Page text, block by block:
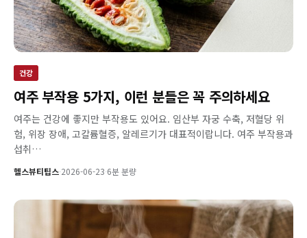
건강
여주 부작용 5가지, 이런 분들은 꼭 주의하세요
여주는 건강에 좋지만 부작용도 있어요. 임산부 자궁 수축, 저혈당 위
험, 위장 장애, 고칼륨혈증, 알레르기가 대표적이랍니다. 여주 부작용과
섭취…
헬스뷰티팁스·2026-06-23·6분 분량